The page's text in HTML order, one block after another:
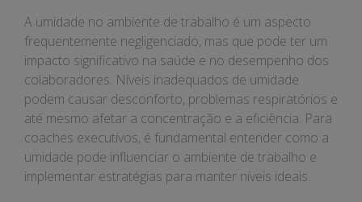
A umidade no ambiente de trabalho é um aspecto
frequentemente negligenciado, mas que pode ter um
impacto significativo na saúde e no desempenho dos
colaboradores. Níveis inadequados de umidade
podem causar desconforto, problemas respiratórios e
até mesmo afetar a concentração e a eficiência. Para
coaches executivos, é fundamental entender como a
umidade pode influenciar o ambiente de trabalho e
implementar estratégias para manter níveis ideais.